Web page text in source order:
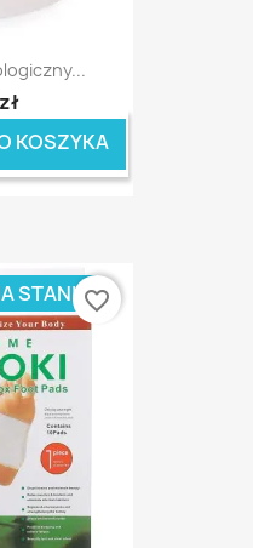
KOSZYKA
STANIEfavorite_border